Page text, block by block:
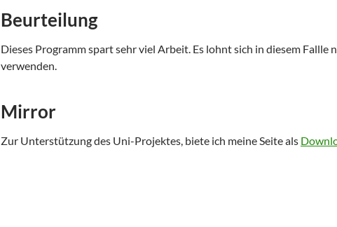
Beurteilung
Dieses Programm spart sehr viel Arbeit. Es lohnt sich in diesem
verwenden.
Mirror
Zur Unterstützung des Uni-Projektes, biete ich meine Seite als